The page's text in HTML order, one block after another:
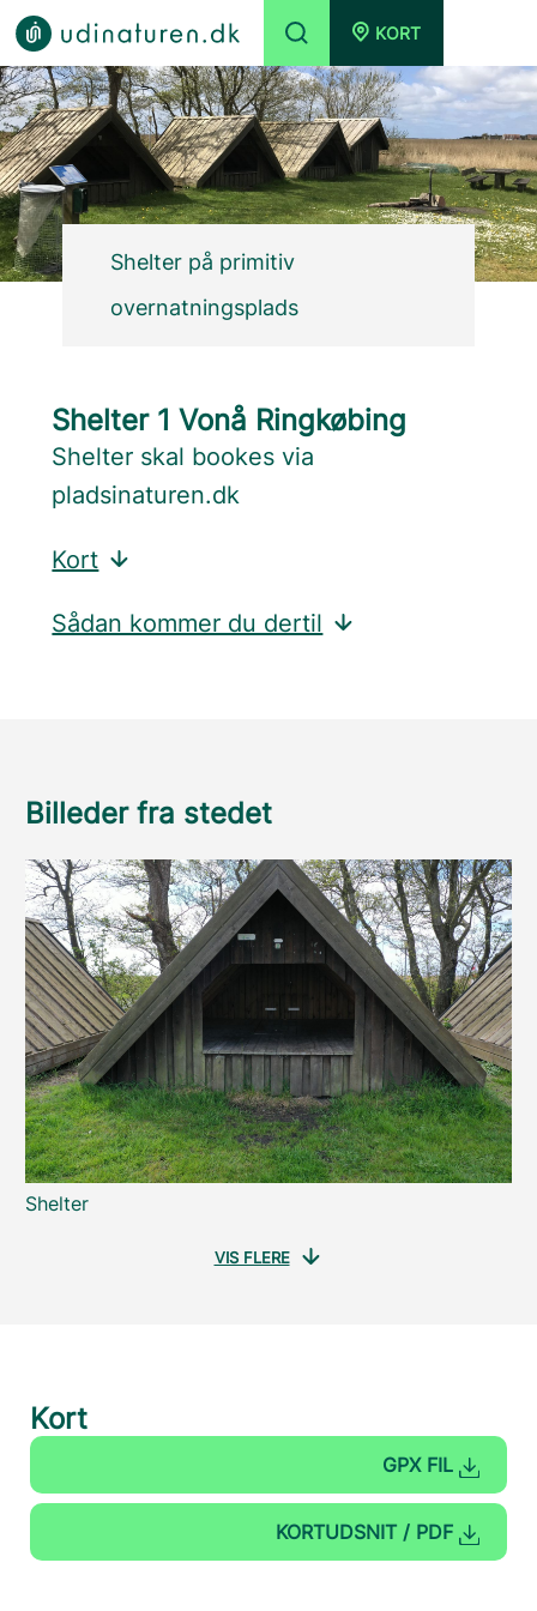
KORT
Shelter på primitiv
overnatningsplads
Shelter 1 Vonå Ringkøbing
Shelter skal bookes via
pladsinaturen.dk
Kort
Sådan kommer du dertil
Billeder fra stedet
Shelter
VIS FLERE
Kort
GPX FIL
KORTUDSNIT / PDF